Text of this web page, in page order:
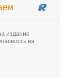
издание
на